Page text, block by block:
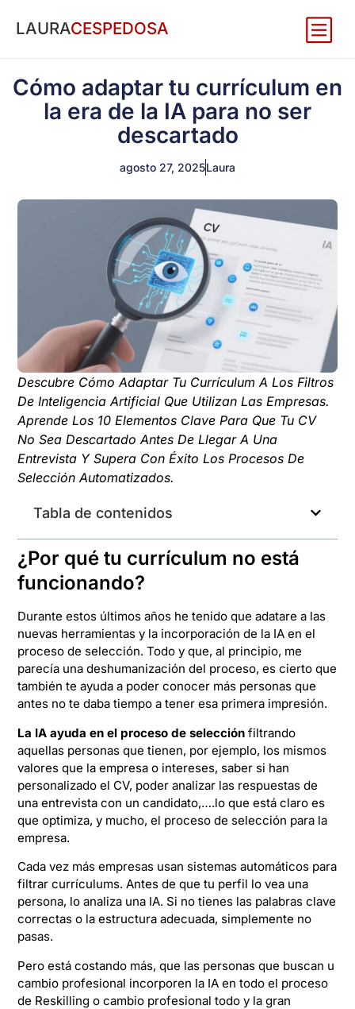
LAURACESPEDOSA
Cómo adaptar tu currículum en
la era de la IA para no ser
descartado
agosto 27, 2025Laura
Descubre Cómo Adaptar Tu Currículum A Los Filtros
De Inteligencia Artificial Que Utilizan Las Empresas.
Aprende Los 10 Elementos Clave Para Que Tu CV
No Sea Descartado Antes De Llegar A Una
Entrevista Y Supera Con Éxito Los Procesos De
Selección Automatizados.
Tabla de contenidos
¿Por qué tu currículum no está
funcionando?
Durante estos últimos años he tenido que adatare a las
nuevas herramientas y la incorporación de la IA en el
proceso de selección. Todo y que, al principio, me
parecía una deshumanización del proceso, es cierto que
también te ayuda a poder conocer más personas que
antes no te daba tiempo a tener esa primera impresión.
La IA ayuda en el proceso de selección filtrando
aquellas personas que tienen, por ejemplo, los mismos
valores que la empresa o intereses, saber si han
personalizado el CV, poder analizar las respuestas de
una entrevista con un candidato,….lo que está claro es
que optimiza, y mucho, el proceso de selección para la
empresa.
Cada vez más empresas usan sistemas automáticos para
filtrar currículums. Antes de que tu perfil lo vea una
persona, lo analiza una IA. Si no tienes las palabras clave
correctas o la estructura adecuada, simplemente no
pasas.
Pero está costando más, que las personas que buscan u
cambio profesional incorporen la IA en todo el proceso
de Reskilling o cambio profesional todo y la gran